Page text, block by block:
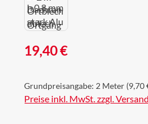
Regulärer Preis:
19,40 €
Grundpreisangabe: 2 Meter (9,70
Preise inkl. MwSt. zzgl.